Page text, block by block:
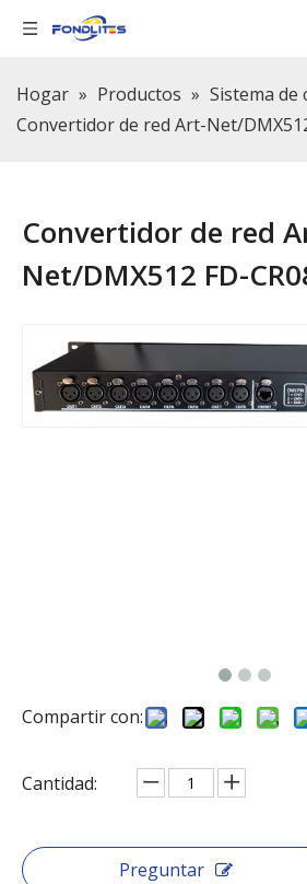
Hogar » Productos » Sistema de
Convertidor de red Art-Net/
Convertidor de red
Net/DMX512 FD-
Compartir con:
Cantidad:
Preguntar